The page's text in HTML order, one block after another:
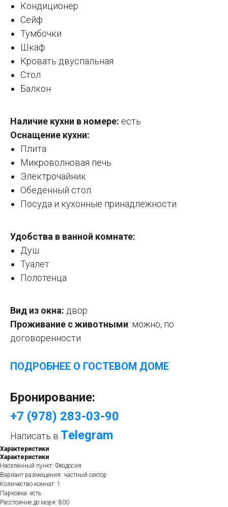
Кондиционер
Сейф
Тумбочки
Шкаф
Кровать двуспальная
Стол
Балкон
Наличие кухни в номере: есть
Оснащение кухни:
Плита
Микроволновая печь
Электрочайник
Обеденный стол
Посуда и кухонные принадлежности
Удобства в ванной комнате:
Душ
Туалет
Полотенца
Вид из окна: двор
Проживание с животными: можно, по
договоренности
ПОДРОБНЕЕ О ГОСТЕВОМ ДОМЕ
Бронирование:
+7 (978) 283-03-90
Написать в Telegram
Характеристики
Характеристики
Населённый пункт: Феодосия
Вариант размещения: частный сектор
Количество комнат: 1
Парковка: есть
Расстояние до моря: 800